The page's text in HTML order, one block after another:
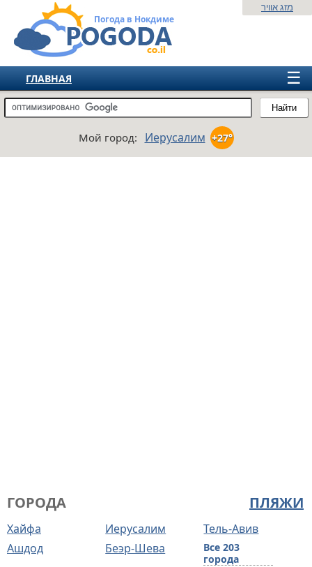
Погода в Нокдиме
Найти
מזג אוויר
☰
ГЛАВНАЯ
ИЗРАИЛЬ
ЕВРОПА
Мой город: Иерусалим +27°
ПЛЯЖИ
ГОРОДА
Хайфа Иерусалим
Тель-Авив
Ашдод
Беэр-Шева
Все 203
города